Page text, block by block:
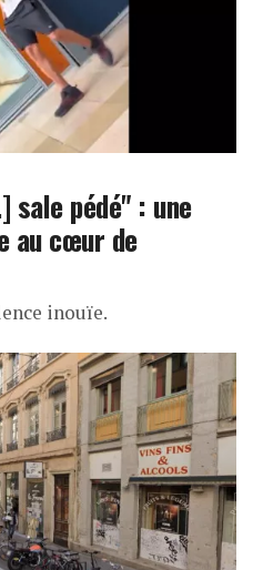
sale pédé" : une
au cœur de
inouïe.